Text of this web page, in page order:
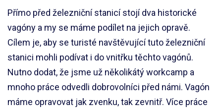
Přímo před železniční stanicí stojí dva historické
vagóny a my se máme podílet na jejich opravě.
Cílem je, aby se turisté navštěvující tuto železniční
stanici mohli podívat i do vnitřku těchto vagónů.
Nutno dodat, že jsme už několikátý workcamp a
mnoho práce odvedli dobrovolníci před námi. Vagón
máme opravovat jak zvenku, tak zevnitř. Více práce